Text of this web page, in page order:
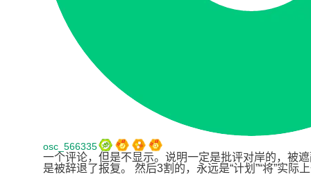
osc_566335
一个评论，但是不显示。说明一定是批评对岸的，被
是被辞退了报复。 然后3割的，永远是“计划”“将”实际